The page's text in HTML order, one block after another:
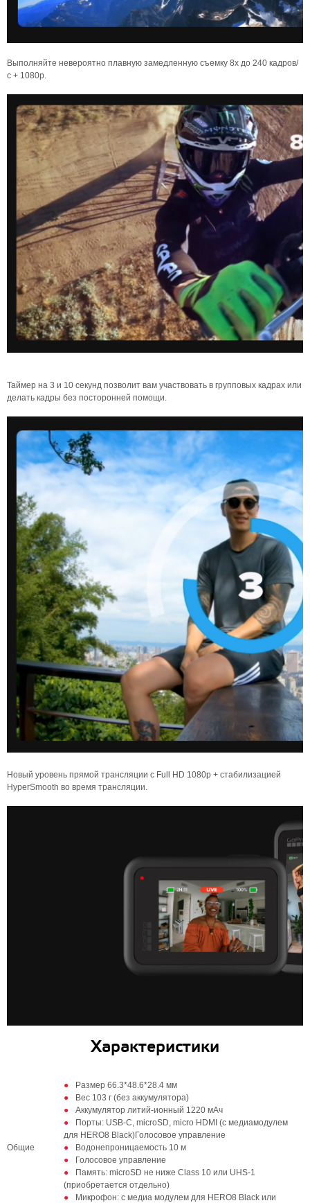
Выполняйте невероятно плавную замедленную съемку 8x до 240 кадров/
с + 1080p.
Таймер на 3 и 10 секунд позволит вам участвовать в групповых кадрах или
делать кадры без посторонней помощи.
Новый уровень прямой трансляции с Full HD 1080p + стабилизацией
HyperSmooth во время трансляции.
Характеристики
Общие
Размер 66.3*48.6*28.4 мм
Вес 103 г (без аккумулятора)
Аккумулятор литий-ионный 1220 мАч
Порты: USB-C, microSD, micro HDMI (с медиамодулем
для HERO8 Black)Голосовое управление
Водонепроницаемость 10 м
Голосовое управление
Память: microSD не ниже Class 10 или UHS-1
(приобретается отдельно)
Микрофон: с медиа модулем для HERO8 Black или